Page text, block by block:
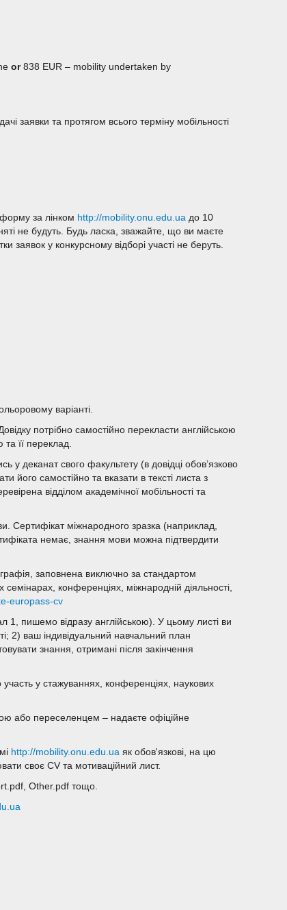
or838 EUR – mobility undertaken by
заявки та протягом всього терміну мобільності
за лінком http://mobility.onu.edu.ua до 10
не будуть. Будь ласка, зважайте, що ви маєте
заявок у конкурсному відборі участі не беруть.
варіанті.
потрібно самостійно перекласти англійською
її переклад.
у деканат свого факультету (в довідці обов’язково
його самостійно та вказати в тексті листа з
відділом академічної мобільності та
Сертифікат міжнародного зразка (наприклад,
немає, знання мови можна підтвердити
заповнена виключно за стандартом
конференціях, міжнародній діяльності,
europass-cv
1, пишемо відразу англійською). У цьому листі ви
2) ваш індивідуальний навчальний план
знання, отримані після закінчення
у стажуваннях, конференціях, наукових
або переселенцем – надаєте офіційне
http://mobility.onu.edu.ua як обов'язкові, на цю
своє CV та мотиваційний лист.
Other.pdf тощо.